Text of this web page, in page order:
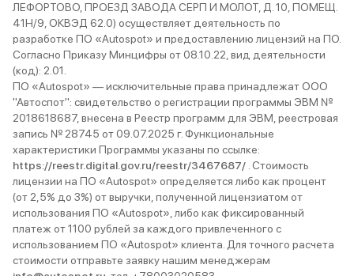
ЛЕФОРТОВО, ПРОЕЗД ЗАВОДА СЕРП И МОЛОТ, Д. 10, ПОМЕЩ.
41Н/9, ОКВЭД 62.0) осуществляет деятельность по
разработке ПО «Autospot» и предоставлению лицензий на ПО.
Согласно Приказу Минцифры от 08.10.22, вид деятельности
(код): 2.01.
ПО «Autospot» — исключительные права принадлежат ООО
"Автоспот": свидетельство о регистрации программы ЭВМ №
2018618687, внесена в Реестр программ для ЭВМ, реестровая
запись № 28745 от 09.07.2025 г. Функциональные
характеристики Программы указаны по ссылке:
https://reestr.digital.gov.ru/reestr/3467687/ . Стоимость
лицензии на ПО «Autospot» определяется либо как процент
(от 2,5% до 3%) от выручки, полученной лицензиатом от
использования ПО «Autospot», либо как фиксированный
платеж от 1100 рублей за каждого привлеченного с
использованием ПО «Autospot» клиента. Для точного расчета
стоимости отправьте заявку нашим менеджерам